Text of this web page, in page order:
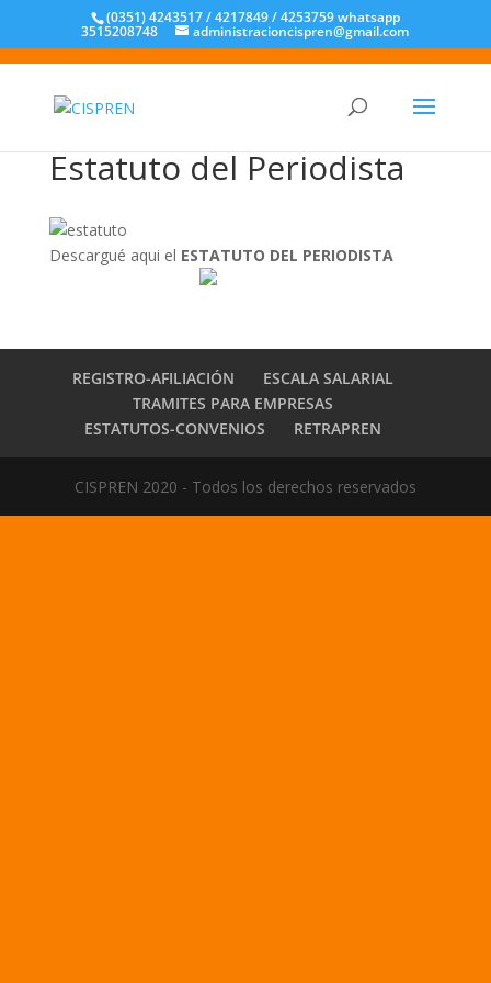
(0351) 4243517 / 4217849 / 4253759 whatsapp
3515208748 administracioncispren@gmail.com
Estatuto del Periodista
Descargué aqui el ESTATUTO DEL PERIODISTA
REGISTRO-AFILIACIÓN
ESCALA SALARIAL
TRAMITES PARA EMPRESAS
ESTATUTOS-CONVENIOS
RETRAPREN
CISPREN 2020 - Todos los derechos reservados